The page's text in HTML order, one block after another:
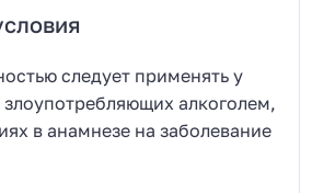
следует применять у
злоупотребляющих алкоголем,
в анамнезе на заболевание